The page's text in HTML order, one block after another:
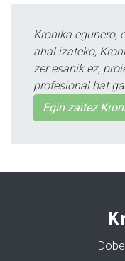
Kronika egunero,
ahal izateko,
zer esanik ez,
profesional bat
Egin zaitez